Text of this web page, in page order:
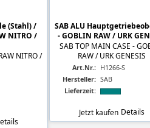
(Stahl) /
NITRO /
NITRO /
SAB ALU
- GOBLIN RAW / URK
SAB TOP MAIN CASE -
RAW / URK GENESIS
Art.Nr.: H1266-S
Hersteller: SAB
Lieferzeit:
Jetzt kaufen Details